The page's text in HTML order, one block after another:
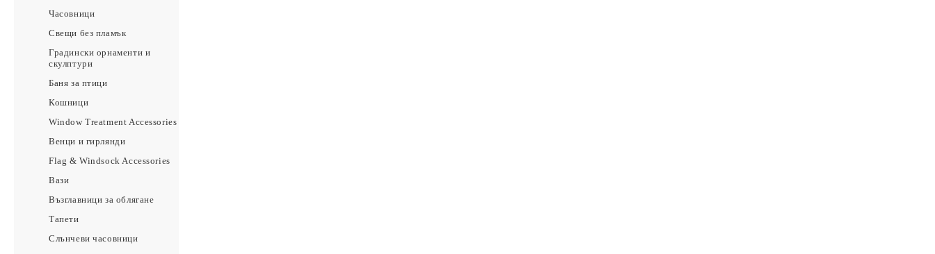
Часовници
Свещи без пламък
Градински орнаменти и
скулптури
Баня за птици
Кошници
Window Treatment Accessories
Венци и гирлянди
Flag & Windsock Accessories
Вази
Възглавници за облягане
Тапети
Слънчеви часовници